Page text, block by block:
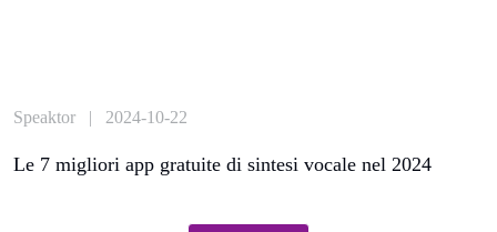
Speaktor | 2024-10-22
Le 7 migliori app gratuite di sintesi vocale nel 2024